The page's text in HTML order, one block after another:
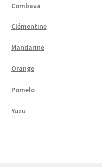
Combava
Clémentine
Mandarine
Orange
Pomelo
Yuzu